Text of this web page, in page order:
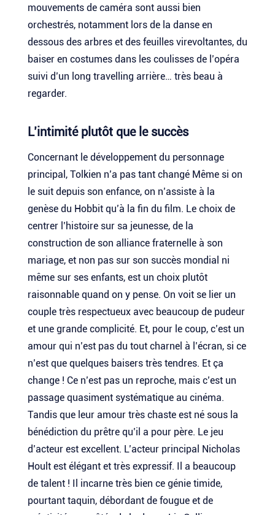
mouvements de caméra sont aussi bien
orchestrés, notamment lors de la danse en
dessous des arbres et des feuilles virevoltantes, du
baiser en costumes dans les coulisses de l’opéra
suivi d’un long travelling arrière… très beau à
regarder.
L’intimité plutôt que le succès
Concernant le développement du personnage
principal, Tolkien n’a pas tant changé Même si on
le suit depuis son enfance, on n’assiste à la
genèse du Hobbit qu’à la fin du film. Le choix de
centrer l’histoire sur sa jeunesse, de la
construction de son alliance fraternelle à son
mariage, et non pas sur son succès mondial ni
même sur ses enfants, est un choix plutôt
raisonnable quand on y pense. On voit se lier un
couple très respectueux avec beaucoup de pudeur
et une grande complicité. Et, pour le coup, c’est un
amour qui n’est pas du tout charnel à l’écran, si ce
n’est que quelques baisers très tendres. Et ça
change ! Ce n’est pas un reproche, mais c’est un
passage quasiment systématique au cinéma.
Tandis que leur amour très chaste est né sous la
bénédiction du prêtre qu’il a pour père. Le jeu
d’acteur est excellent. L’acteur principal Nicholas
Hoult est élégant et très expressif. Il a beaucoup
de talent ! Il incarne très bien ce génie timide,
pourtant taquin, débordant de fougue et de